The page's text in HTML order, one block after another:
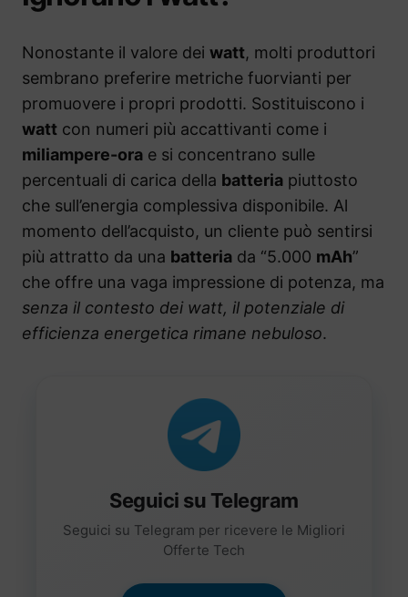
Nonostante il valore dei watt, molti produttori
sembrano preferire metriche fuorvianti per
promuovere i propri prodotti. Sostituiscono i
watt con numeri più accattivanti come i
miliampere-ora e si concentrano sulle
percentuali di carica della batteria piuttosto
che sull’energia complessiva disponibile. Al
momento dell’acquisto, un cliente può sentirsi
più attratto da una batteria da “5.000 mAh”
che offre una vaga impressione di potenza, ma
senza il contesto dei watt, il potenziale di
efficienza energetica rimane nebuloso.
Seguici su Telegram
Seguici su Telegram per ricevere le Migliori
Offerte Tech